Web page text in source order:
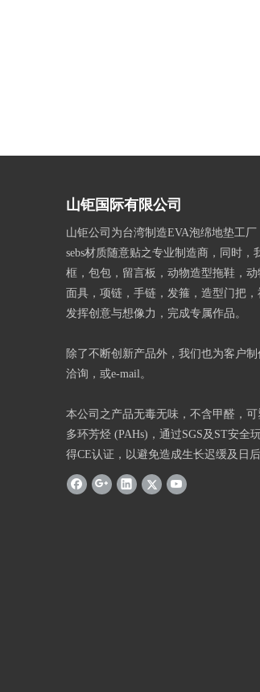
山钜国际有限公司
山钜公司为台湾制造EVA泡绵地垫工
sebs材质随意贴之专业制造商，同时
框，包包，留言板，动物造型拖鞋，
面具，项链，手链，发箍，造型门把
发挥创意与想像力，完成专属作品。
除了不断创新产品外，我们也为客户
洽询，或e-mail。
本公司之产品无毒无味，不含甲醛，可
多环芳烃 (PAHs)，通过SGS及ST安全
得CE认证，以避免造成生长迟缓及日